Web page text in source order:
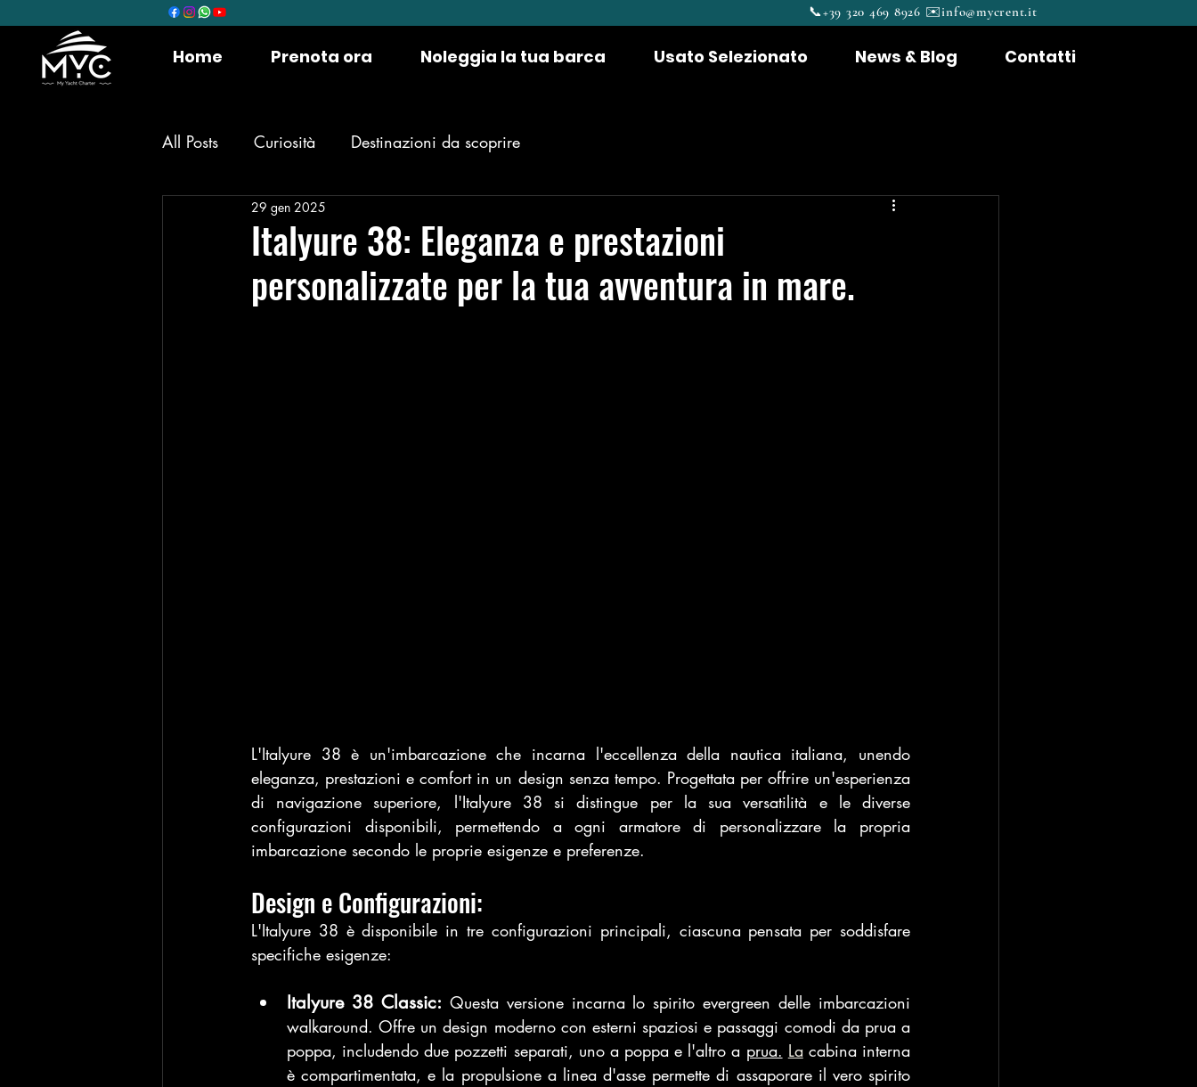
📞+39 320 469 8926 ✉️info@mycrent.it
Home Prenota ora Noleggia la tua barca Usato Selezionato News & Blog Contatti
All Posts Curiosità Destinazioni da scoprire
Italyure 38: Eleganza e prestazioni
personalizzate per la tua avventura in mare.
29 gen 2025
L'Italyure 38 è un'imbarcazione che incarna l'eccellenza della nautica italiana, unendo
eleganza, prestazioni e comfort in un design senza tempo. Progettata per offrire un'esperienza
di navigazione superiore, l'Italyure 38 si distingue per la sua versatilità e le diverse
configurazioni disponibili, permettendo a ogni armatore di personalizzare la propria
imbarcazione secondo le proprie esigenze e preferenze.
Design e Configurazioni:
L'Italyure 38 è disponibile in tre configurazioni principali, ciascuna pensata per soddisfare
specifiche esigenze:
Italyure 38 Classic: Questa versione incarna lo spirito evergreen delle imbarcazioni
walkaround. Offre un design moderno con esterni spaziosi e passaggi comodi da prua a
poppa, includendo due pozzetti separati, uno a poppa e l'altro a prua. La cabina interna
è compartimentata, e la propulsione a linea d'asse permette di assaporare il vero spirito